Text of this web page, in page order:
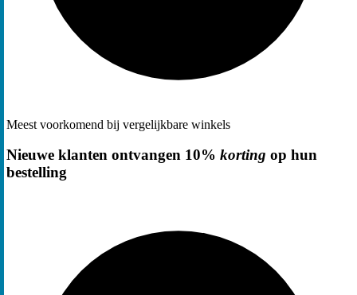
Meest voorkomend bij vergelijkbare winkels
Nieuwe klanten ontvangen 10% korting op hun
bestelling